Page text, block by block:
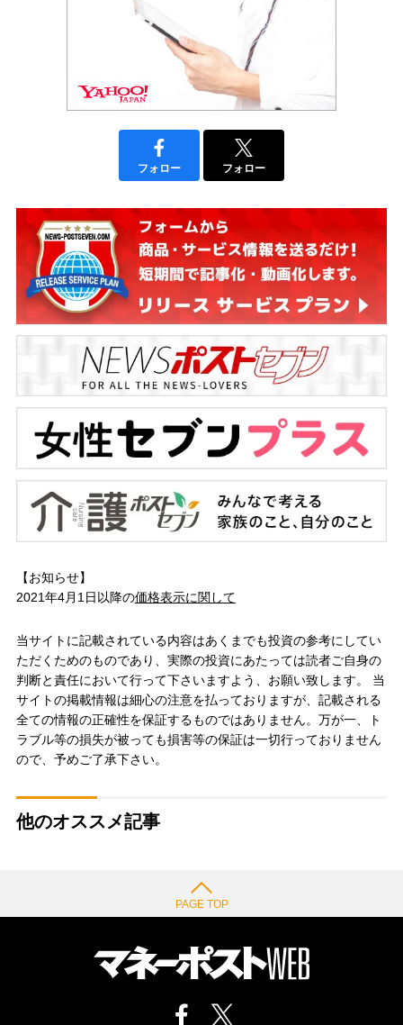
フォロー フォロー
【お知らせ】
2021年4月1日以降の価格表示に関して
当サイトに記載されている内容はあくまでも投資の参考にしてい
ただくためのものであり、実際の投資にあたっては読者ご自身の
判断と責任において行って下さいますよう、お願い致します。 当
サイトの掲載情報は細心の注意を払っておりますが、記載される
全ての情報の正確性を保証するものではありません。万が一、ト
ラブル等の損失が被っても損害等の保証は一切行っておりません
ので、予めご了承下さい。
他のオススメ記事
PAGE TOP